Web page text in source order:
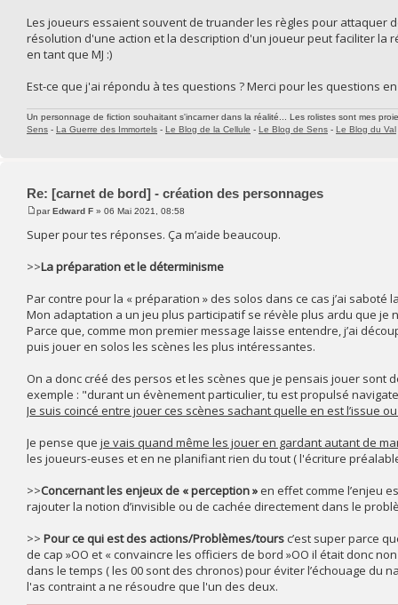
Les joueurs essaient souvent de truander les règles pour attaquer
résolution d'une action et la description d'un joueur peut faciliter la
en tant que MJ :)
Est-ce que j'ai répondu à tes questions ? Merci pour les questions
Un personnage de fiction souhaitant s'incarner dans la réalité... Les rolistes sont mes
Sens - La Guerre des Immortels - Le Blog de la Cellule - Le Blog de Sens - Le Blog du Val
Re: [carnet de bord] - création des personnages
parEdward F » 06 Mai 2021, 08:58
Super pour tes réponses. Ça m’aide beaucoup.
>>La préparation et le déterminisme
Par contre pour la « préparation » des solos dans ce cas j’ai saboté
Mon adaptation a un jeu plus participatif se révèle plus ardu que je
Parce que, comme mon premier message laisse entendre, j’ai
puis jouer en solos les scènes les plus intéressantes.
On a donc créé des persos et les scènes que je pensais jouer sont
exemple : "durant un évènement particulier, tu est propulsé
Je suis coincé entre jouer ces scènes sachant quelle en est l’issue
Je pense que je vais quand même les jouer en gardant autant de
les joueurs-euses et en ne planifiant rien du tout ( l'écriture
>>Concernant les enjeux de « perception » en effet comme l’enjeu
rajouter la notion d’invisible ou de cachée directement dans le
>> Pour ce qui est des actions/Problèmes/tours c’est super parce
de cap »OO et « convaincre les officiers de bord »OO il était donc
dans le temps ( les 00 sont des chronos) pour éviter l’échouage
l'as contraint a ne résoudre que l'un des deux.